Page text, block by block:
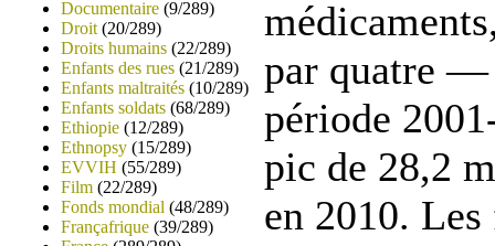
Documentaire (9/289)
Droit (20/289)
Droits humains (22/289)
Enfants des rues (21/289)
Enfants maltraités (10/289)
Enfants soldats (68/289)
Ethiopie (12/289)
Ethnopsy (15/289)
EVVIH (55/289)
Film (22/289)
Fonds mondial (48/289)
Françafrique (39/289)
par quatre —
période
pic de 28,2
en 2010.